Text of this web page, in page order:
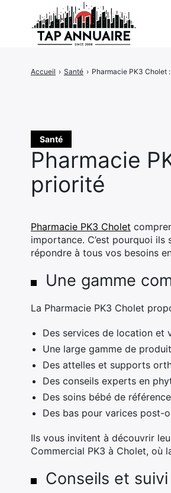
Accueil › Santé › Pharmacie PK3 Cholet
Santé
Pharmacie
priorité
Pharmacie PK3 Cholet
importance. C’est pourquoi
répondre à tous vos besoins
Une gamme
La Pharmacie PK3 Cholet
Des services de location et
Une large gamme de
Des attelles et supports
Des conseils experts en
Des soins bébé de référence
Des bas pour varices post-
Ils vous invitent à découvrir
Commercial PK3 à Cholet, où
Conseils et